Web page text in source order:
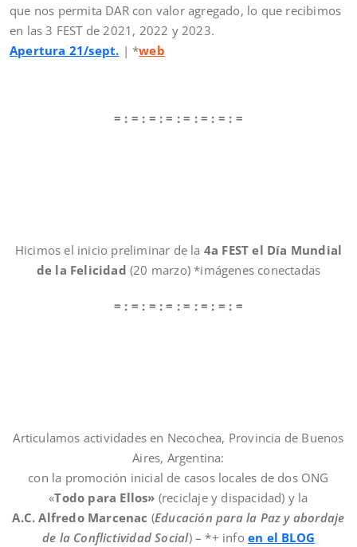
que nos permita DAR con valor agregado, lo que recibimos
en las 3 FEST de 2021, 2022 y 2023.
Apertura 21/sept. | *web
= : = : = : = : = : = : = : =
Hicimos el inicio preliminar de la 4a FEST el Día Mundial
de la Felicidad (20 marzo) *imágenes conectadas
= : = : = : = : = : = : = : =
Articulamos actividades en Necochea, Provincia de Buenos
Aires, Argentina:
con la promoción inicial de casos locales de dos ONG
«Todo para Ellos» (reciclaje y dispacidad) y la
A.C. Alfredo Marcenac (Educación para la Paz y abordaje
de la Conflictividad Social) – *+ info en el BLOG